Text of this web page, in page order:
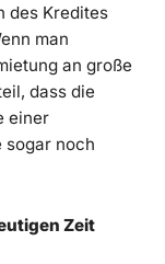
des Kredites
man
an große
dass die
einer
sogar noch
Zeit